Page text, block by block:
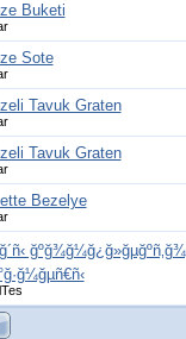
Buketi
Sote
Tavuk Graten
Tavuk Graten
Bezelye